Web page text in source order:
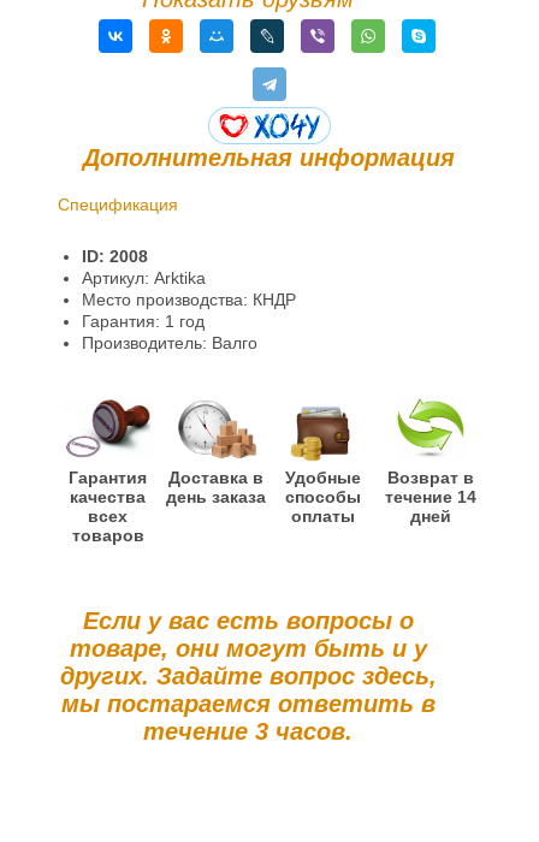
Дополнительная информация
Спецификация
Гарантии и возврат
Информация
ID: 2008
Артикул: Arktika
Место производства: КНДР
Гарантия: 1 год
Производитель: Валго
Гарантия
качества
всех
товаров
Доставка в
день заказа
Удобные
способы
оплаты
Возврат в
течение 14
дней
Если у вас есть вопросы о
товаре, они могут быть и у
других. Задайте вопрос здесь,
мы постараемся ответить в
течение 3 часов.